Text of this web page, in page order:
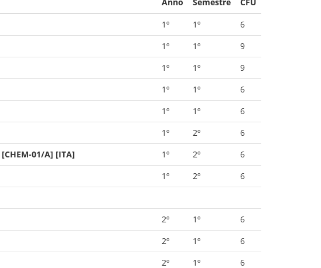
1º 1º
6
1º 1º
9
1º 1º
9
1º 1º
6
1º 1º
6
1º 2º
6
[CHEM-01/A] [ITA] 1º 2º
6
1º 2º
6
2º 1º
6
2º 1º
6
2º 1º 6